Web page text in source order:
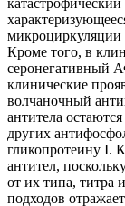
микроциркуляции
Кроме того, в
серонегативный
клинические
волчаночный
антитела
других
гликопротеину I.
антител,
от их типа, титра
подходов